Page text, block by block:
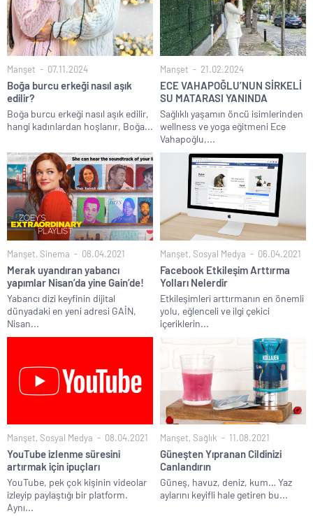
Manşet 07.11.2024
Boğa burcu erkeği nasıl aşık
edilir?
Boğa burcu erkeği nasıl aşık edilir,
hangi kadınlardan hoşlanır, Boğa...
Manşet 21.02.2024
ECE VAHAPOĞLU’NUN SİRKELİ
SU MATARASI YANINDA
Sağlıklı yaşamın öncü isimlerinden
wellness ve yoga eğitmeni Ece
Vahapoğlu,...
Manşet, Sinema 08.04.2021
Merak uyandıran yabancı
yapımlar Nisan’da yine Gain’de!
Yabancı dizi keyfinin dijital
dünyadaki en yeni adresi GAİN,
Nisan...
Manşet, Sosyal Medya 06.04.2021
Facebook Etkileşim Arttırma
Yolları Nelerdir
Etkileşimleri arttırmanın en önemli
yolu, eğlenceli ve ilgi çekici
içeriklerin...
Manşet, Sosyal Medya 08.04.2021
YouTube izlenme süresini
artırmak için ipuçları
YouTube, pek çok kişinin videolar
izleyip paylaştığı bir platform.
Aynı...
Manşet, Sağlık 11.08.2021
Güneşten Yıpranan Cildinizi
Canlandırın
Güneş, havuz, deniz, kum… Yaz
aylarını keyifli hale getiren bu...